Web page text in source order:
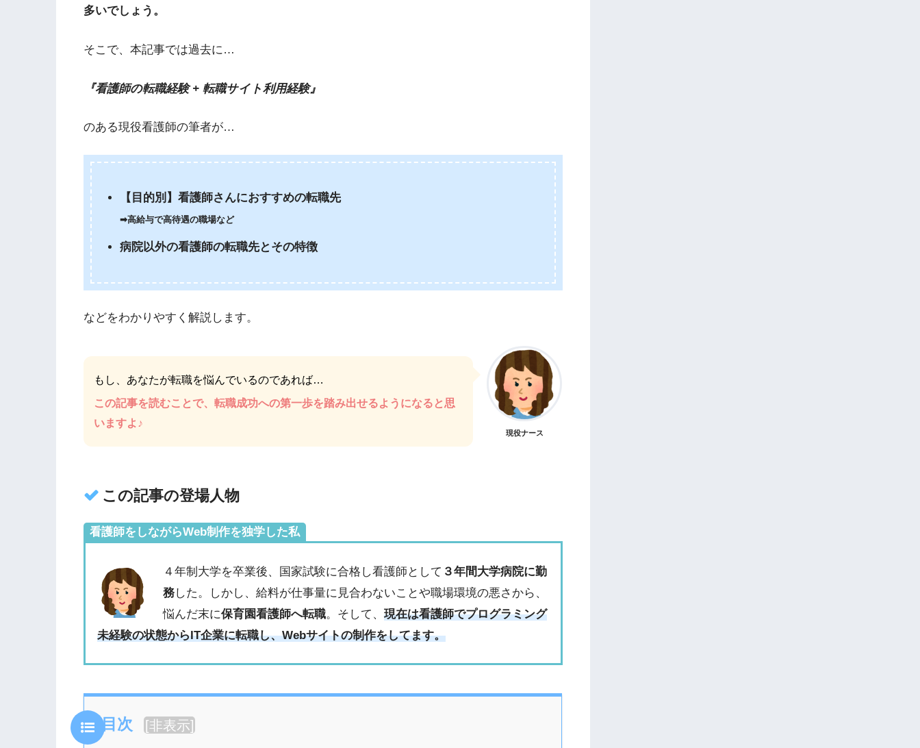
多いでしょう。
そこで、本記事では過去に…
『看護師の転職経験 + 転職サイト利用経験』
のある現役看護師の筆者が…
【目的別】看護師さんにおすすめの転職先
➡︎高給与で高待遇の職場など
病院以外の看護師の転職先とその特徴
などをわかりやすく解説します。
もし、あなたが転職を悩んでいるのであれば…
この記事を読むことで、転職成功への第一歩を踏み出せるようになると思
いますよ♪
現役ナース
この記事の登場人物
看護師をしながらWeb制作を独学した私
４年制大学を卒業後、国家試験に合格し看護師として ３年間大学病院に勤
務した。しかし、給料が仕事量に見合わないことや職場環境の悪さから、
悩んだ末に保育園看護師へ転職。そして、 現在は看護師でプログラミング
未経験の状態からIT企業に転職し、Webサイトの制作をしてます。
目次 [非表示]